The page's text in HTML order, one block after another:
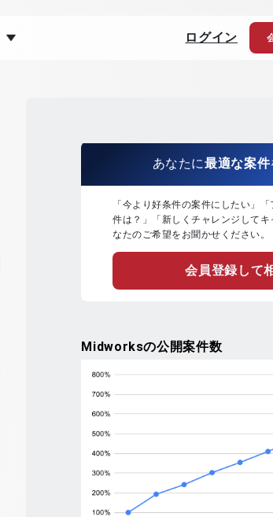
ログイン
あなたに最適な案件
「今より好条件の案件にしたい」
件は？」「新しくチャレンジして
なたのご希望をお聞かせください。
会員登録して
Midworksの公開案件数